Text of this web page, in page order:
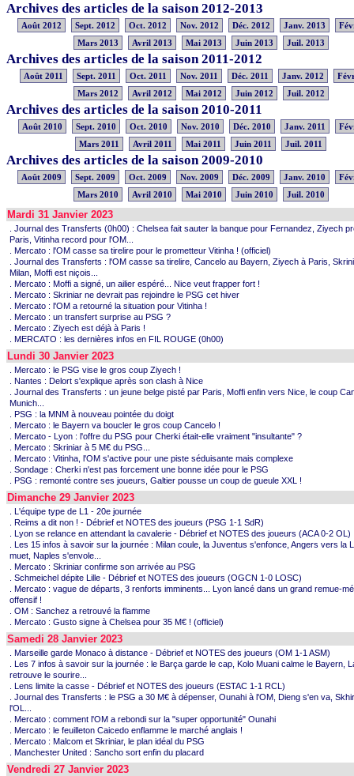
Archives des articles de la saison 2012-2013
Août 2012 Sept. 2012 Oct. 2012 Nov. 2012 Déc. 2012 Janv. 2013
Mars 2013
Avril 2013 Mai 2013 Juin 2013 Juil. 2013
Archives des articles de la saison 2011-2012
Août 2011 Sept. 2011 Oct. 2011 Nov. 2011 Déc. 2011 Janv. 2012
Mars 2012
Avril 2012 Mai 2012 Juin 2012 Juil. 2012
Archives des articles de la saison 2010-2011
Août 2010 Sept. 2010 Oct. 2010 Nov. 2010 Déc. 2010 Janv. 2011
Mars 2011
Avril 2011 Mai 2011 Juin 2011 Juil. 2011
Archives des articles de la saison 2009-2010
Août 2009 Sept. 2009 Oct. 2009 Nov. 2009 Déc. 2009 Janv. 2010
Mars 2010
Avril 2010 Mai 2010 Juin 2010 Juil. 2010
Mardi 31 Janvier 2023
. Journal des Transferts (0h00) : Chelsea fait sauter la banque pour Fernandez, Ziyech
Paris, Vitinha record pour l'OM...
. Mercato : l'OM casse sa tirelire pour le prometteur Vitinha ! (officiel)
. Journal des Transferts : l'OM casse sa tirelire, Cancelo au Bayern, Ziyech à Paris,
Milan, Moffi est niçois...
. Mercato : Moffi a signé, un ailier espéré... Nice veut frapper fort !
. Mercato : Skriniar ne devrait pas rejoindre le PSG cet hiver
. Mercato : l'OM a retourné la situation pour Vitinha !
. Mercato : un transfert surprise au PSG ?
. Mercato : Ziyech est déjà à Paris !
. MERCATO : les dernières infos en FIL ROUGE (0h00)
Lundi 30 Janvier 2023
. Mercato : le PSG vise le gros coup Ziyech !
. Nantes : Delort s'explique après son clash à Nice
. Journal des Transferts : un jeune belge pisté par Paris, Moffi enfin vers Nice, le coup
Munich...
. PSG : la MNM à nouveau pointée du doigt
. Mercato : le Bayern va boucler le gros coup Cancelo !
. Mercato - Lyon : l'offre du PSG pour Cherki était-elle vraiment "insultante" ?
. Mercato : Skriniar à 5 M€ du PSG...
. Mercato : Vitinha, l'OM s'active pour une piste séduisante mais complexe
. Sondage : Cherki n'est pas forcement une bonne idée pour le PSG
. PSG : remonté contre ses joueurs, Galtier pousse un coup de gueule XXL !
Dimanche 29 Janvier 2023
. L'équipe type de L1 - 20e journée
. Reims a dit non ! - Débrief et NOTES des joueurs (PSG 1-1 SdR)
. Lyon se relance en attendant la cavalerie - Débrief et NOTES des joueurs (ACA 0-2 OL)
. Les 15 infos à savoir sur la journée : Milan coule, la Juventus s'enfonce, Angers vers la
muet, Naples s'envole...
. Mercato : Skriniar confirme son arrivée au PSG
. Schmeichel dépite Lille - Débrief et NOTES des joueurs (OGCN 1-0 LOSC)
. Mercato : vague de départs, 3 renforts imminents... Lyon lancé dans un grand remue-
offensif !
. OM : Sanchez a retrouvé la flamme
. Mercato : Gusto signe à Chelsea pour 35 M€ ! (officiel)
Samedi 28 Janvier 2023
. Marseille garde Monaco à distance - Débrief et NOTES des joueurs (OM 1-1 ASM)
. Les 7 infos à savoir sur la journée : le Barça garde le cap, Kolo Muani calme le Bayern,
retrouve le sourire...
. Lens limite la casse - Débrief et NOTES des joueurs (ESTAC 1-1 RCL)
. Journal des Transferts : le PSG a 30 M€ à dépenser, Ounahi à l'OM, Dieng s'en va,
l'OL...
. Mercato : comment l'OM a rebondi sur la "super opportunité" Ounahi
. Mercato : le feuilleton Caicedo enflamme le marché anglais !
. Mercato : Malcom et Skriniar, le plan idéal du PSG
. Manchester United : Sancho sort enfin du placard
Vendredi 27 Janvier 2023